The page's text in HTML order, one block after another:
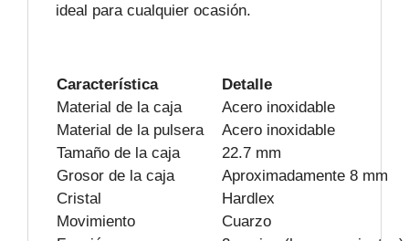
ideal para cualquier ocasión.
Característica
Detalle
Material de la caja
Acero inoxidable
Material de la pulsera
Acero inoxidable
Tamaño de la caja
22.7 mm
Grosor de la caja
Aproximadamente 8 mm
Cristal
Hardlex
Movimiento
Cuarzo